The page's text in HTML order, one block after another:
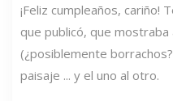
¡Feliz cumpleaños, cariño!
que publicó, que
(¿posiblemente
paisaje ... y el uno al otro.